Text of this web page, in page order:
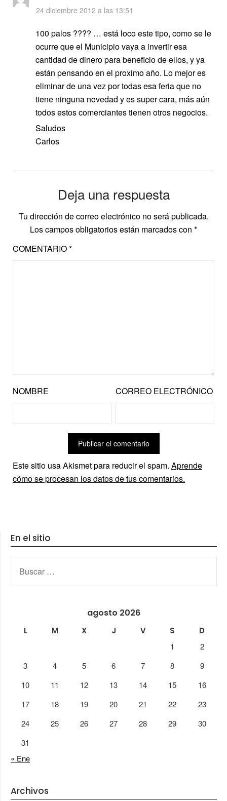
24 diciembre 2012 a las 13:51
100 palos ???? … está loco este tipo, como se le
ocurre que el Municipio vaya a invertir esa
cantidad de dinero para beneficio de ellos, y ya
están pensando en el proximo año. Lo mejor es
eliminar de una vez por todas esa feria que no
tiene ninguna novedad y es super cara, más aún
todos estos comerciantes tienen otros negocios.
Saludos
Carlos
Deja una respuesta
Tu dirección de correo electrónico no será publicada.
Los campos obligatorios están marcados con *
COMENTARIO*
NOMBRE CORREO ELECTRÓNICO
Este sitio usa Akismet para reducir el spam. Aprende
cómo se procesan los datos de tus comentarios.
En el sitio
agosto 2026
L M X J V S
D
1
2
3
4 5 6 7 8
9
10
11 12 13 14 15
16
17
18 19 20 21 22
23
24
25 26 27 28 29
30
31
« Ene
Archivos